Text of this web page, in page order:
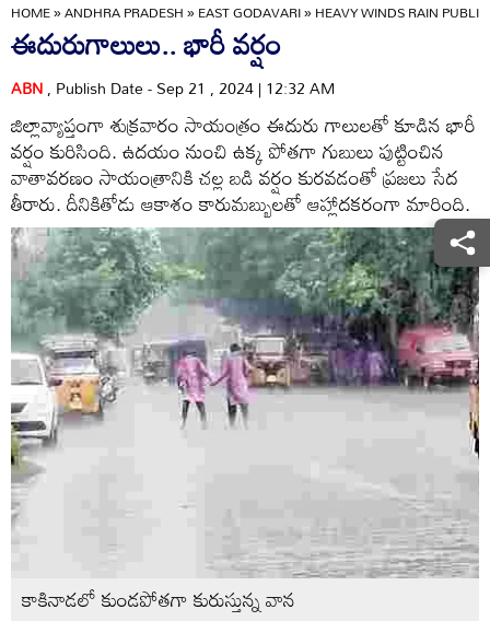
HOME»ANDHRA PRADESH»EAST GODAVARI»HEAVY WINDS RAIN
ఈదురుగాలులు.. భారీ వర్షం
ABN, Publish Date - Sep 21 , 2024 | 12:32 AM
జిల్లావ్యాప్తంగా శుక్రవారం సాయంత్రం ఈదురు గాలులతో కూడిన భారీ
వర్షం కురిసింది. ఉదయం నుంచి ఉక్క పోతగా గుబులు పుట్టించిన
వాతావరణం సాయంత్రానికి చల్ల బడి వర్షం కురవడంతో ప్రజలు సేద
తీరారు. దీనికితోడు ఆకాశం కారుమబ్బులతో ఆహ్లాదకరంగా మారింది.
కాకినాడలో కుండపోతగా కురుస్తున్న వాన